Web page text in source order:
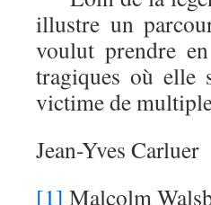
illustre un
voulut prendre
tragiques où elle
victime de
Jean-Yves Carluer
[1] Malcolm